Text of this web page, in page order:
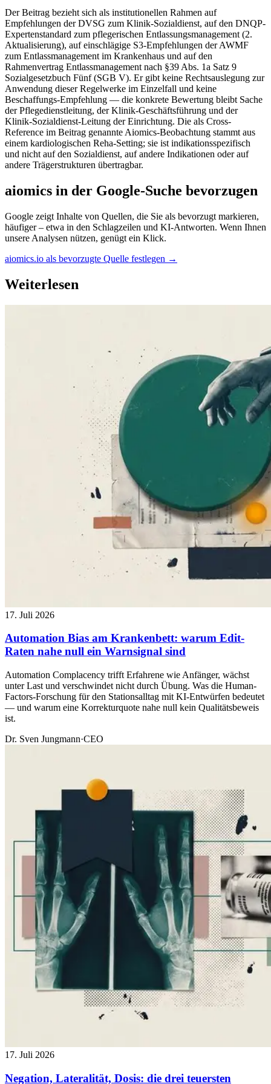
Der Beitrag bezieht sich als institutionellen Rahmen auf
Empfehlungen der DVSG zum Klinik-Sozialdienst, auf den DNQP-
Expertenstandard zum pflegerischen Entlassungsmanagement (2.
Aktualisierung), auf einschlägige S3-Empfehlungen der AWMF
zum Entlassmanagement im Krankenhaus und auf den
Rahmenvertrag Entlassmanagement nach §39 Abs. 1a Satz 9
Sozialgesetzbuch Fünf (SGB V). Er gibt keine Rechtsauslegung zur
Anwendung dieser Regelwerke im Einzelfall und keine
Beschaffungs-Empfehlung — die konkrete Bewertung bleibt Sache
der Pflegedienstleitung, der Klinik-Geschäftsführung und der
Klinik-Sozialdienst-Leitung der Einrichtung. Die als Cross-
Reference im Beitrag genannte Aiomics-Beobachtung stammt aus
einem kardiologischen Reha-Setting; sie ist indikationsspezifisch
und nicht auf den Sozialdienst, auf andere Indikationen oder auf
andere Trägerstrukturen übertragbar.
aiomics in der Google-Suche bevorzugen
Google zeigt Inhalte von Quellen, die Sie als bevorzugt markieren,
häufiger – etwa in den Schlagzeilen und KI-Antworten. Wenn Ihnen
unsere Analysen nützen, genügt ein Klick.
aiomics.io als bevorzugte Quelle festlegen →
Weiterlesen
17. Juli 2026
Automation Bias am Krankenbett: warum Edit-
Raten nahe null ein Warnsignal sind
Automation Complacency trifft Erfahrene wie Anfänger, wächst
unter Last und verschwindet nicht durch Übung. Was die Human-
Factors-Forschung für den Stationsalltag mit KI-Entwürfen bedeutet
— und warum eine Korrekturquote nahe null kein Qualitätsbeweis
ist.
Dr. Sven Jungmann·CEO
17. Juli 2026
Negation, Lateralität, Dosis: die drei teuersten